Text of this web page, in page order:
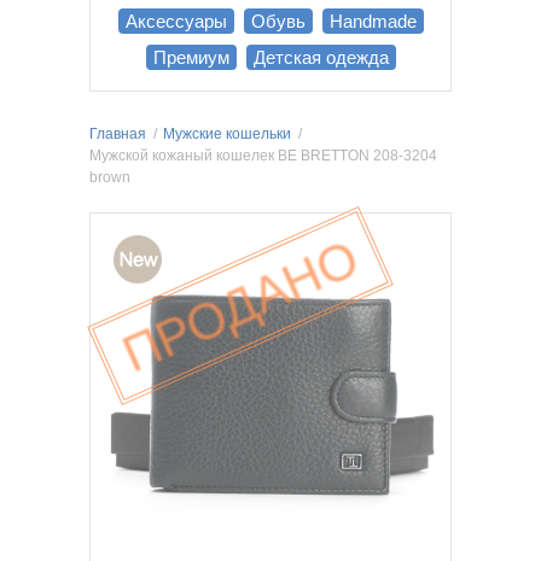
Аксессуары
Обувь
Handmade
Премиум
Детская одежда
Главная / Мужские кошельки /
Мужской кожаный кошелек BE BRETTON 208-3204
brown
ПРОДАНО